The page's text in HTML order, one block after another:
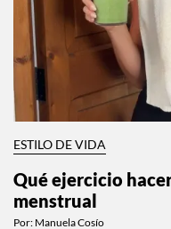
ESTILO DE VIDA
Qué ejercicio
menstrual
Por: Manuela Cosío